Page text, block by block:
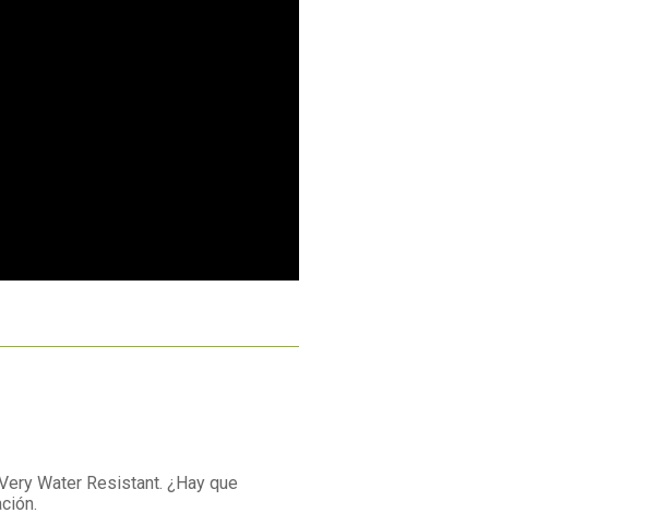
Water Resistant. ¿Hay que